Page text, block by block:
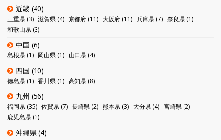
近畿 (40)
三重県 (3) 滋賀県 (4) 京都府 (11) 大阪府 (11) 兵庫県 (7) 奈良県 (1)
和歌山県 (3)
中国 (6)
島根県 (1) 岡山県 (1) 山口県 (4)
四国 (10)
徳島県 (1) 香川県 (1) 高知県 (8)
九州 (56)
福岡県 (35) 佐賀県 (7) 長崎県 (2) 熊本県 (3) 大分県 (4) 宮崎県 (2)
鹿児島県 (3)
沖縄県 (4)